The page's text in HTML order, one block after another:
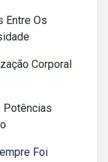
Entre Os
Corporal
Potências
Foi